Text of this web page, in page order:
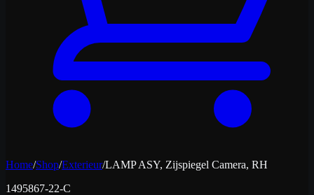
Home/Shop/Exterieur/LAMP ASY, Zijspiegel Camera, RH
1495867-22-C